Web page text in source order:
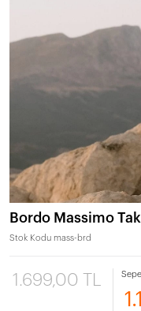
Bordo Massimo
Stok Kodu mass-brd
1.699,00 TL